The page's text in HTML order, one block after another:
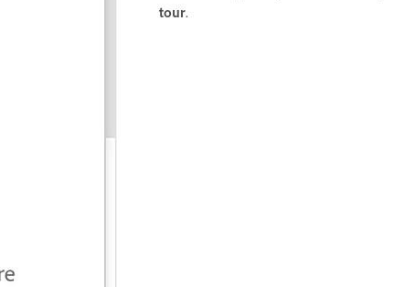
tour.